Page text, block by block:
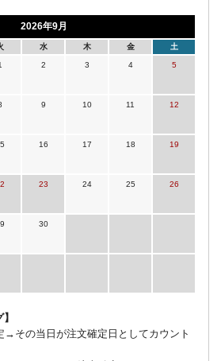
2026年9月
水 木 金 土
2 3 4 5
9 10 11 12
16 17 18 19
23 24 25 26
30
→その当日が注文確定日としてカウント